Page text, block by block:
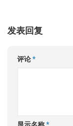
发表回复
评论*